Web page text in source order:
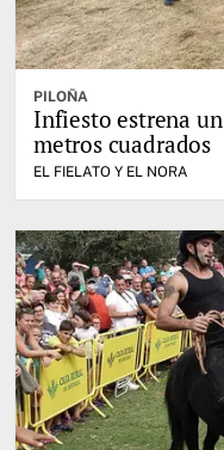
PILOÑA
Infiesto estrena
metros cuadrados
EL FIELATO Y EL NORA